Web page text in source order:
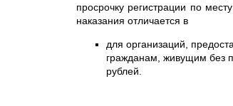
просрочку регистрации по
наказания отличается в
для организаций,
гражданам, живущим без
рублей.